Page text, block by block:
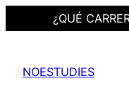
¿QUÉ
contenido
NOESTUDIES